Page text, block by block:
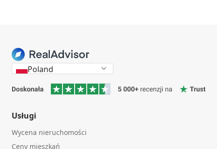
Poland
Usługi
Wycena nieruchomości
Ceny mieszkań